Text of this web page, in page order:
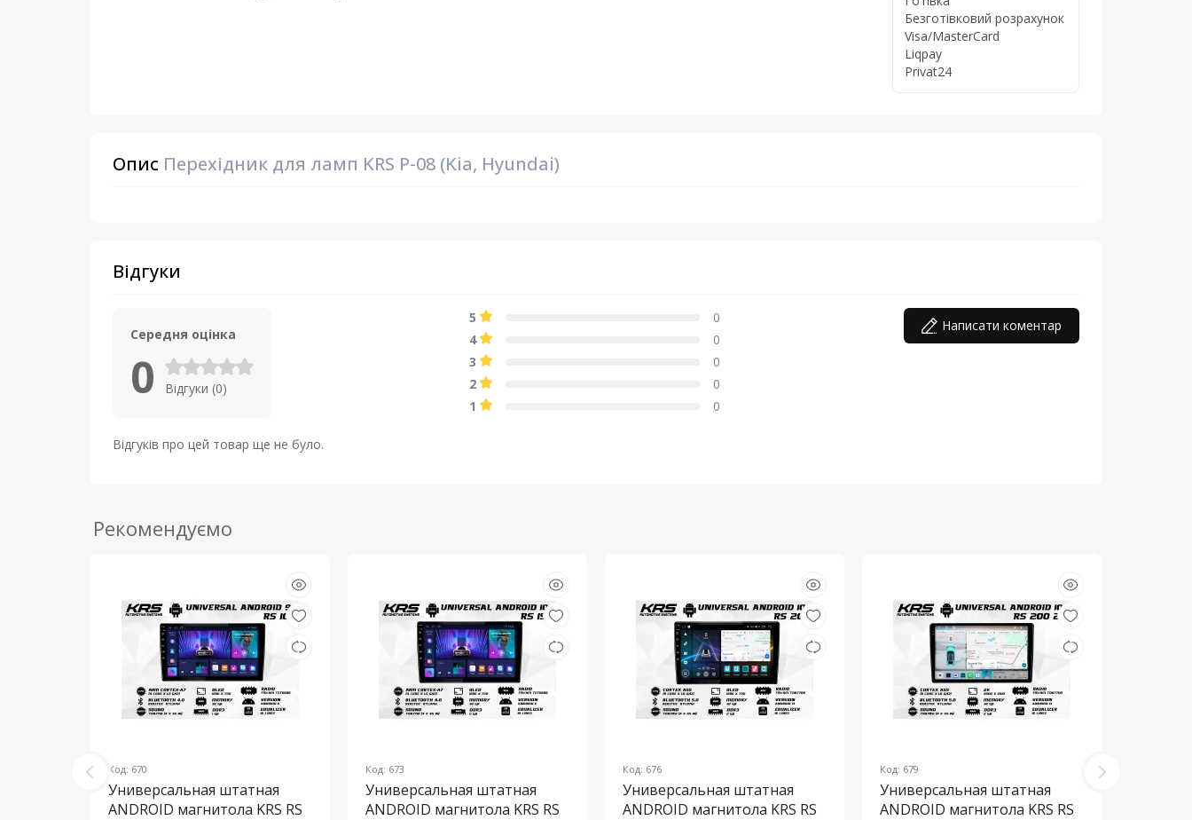
Безготівковий розрахунок
Visa/MasterCard
Liqpay
Privat24
Опис Перехідник для ламп KRS P-08 (Kia, Hyundai)
Відгуки
Середня оцінка
0 Відгуки (0)
5
0
4
0
3
0
2
0
1
0
Написати коментар
Відгуків про цей товар ще не було.
Рекомендуємо
Код: 670
Универсальная штатная
ANDROID магнитола KRS RS
Код: 673
Универсальная штатная
ANDROID магнитола KRS RS
Код: 676
Универсальная штатная
ANDROID магнитола KRS RS
Код: 679
Универсальная штатная
ANDROID магнитола KRS RS